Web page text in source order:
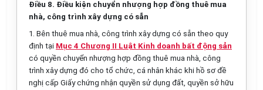
Điều 8. Điều kiện chuyển nhượng hợp đồng thuê mua
nhà, công trình xây dựng có sẵn
1. Bên thuê mua nhà, công trình xây dựng có sẵn theo quy
định tại Mục 4 Chương II Luật Kinh doanh bất động sản
có quyền chuyển nhượng hợp đồng thuê mua nhà, công
trình xây dựng đó cho tổ chức, cá nhân khác khi hồ sơ đề
nghị cấp Giấy chứng nhận quyền sử dụng đất, quyền sở hữu